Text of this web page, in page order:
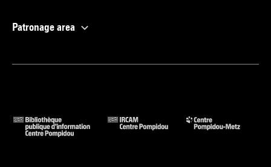
Patronage area